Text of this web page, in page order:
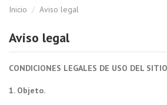
Inicio Aviso legal
Aviso legal
CONDICIONES LEGALES DE USO DEL
1. Objeto.